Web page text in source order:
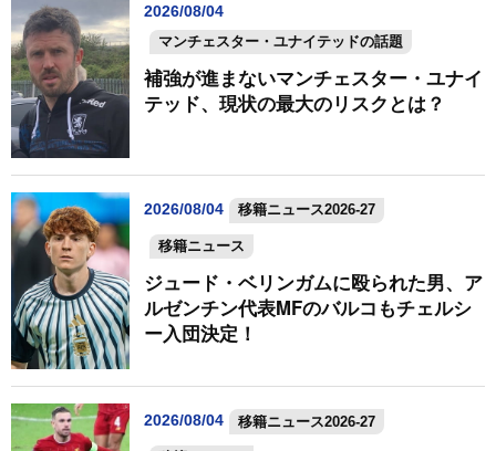
2026/08/04
マンチェスター・ユナイテッドの話題
補強が進まないマンチェスター・ユナイ
テッド、現状の最大のリスクとは？
2026/08/04 移籍ニュース2026-27
移籍ニュース
ジュード・ベリンガムに殴られた男、ア
ルゼンチン代表MFのバルコもチェルシ
ー入団決定！
2026/08/04 移籍ニュース2026-27